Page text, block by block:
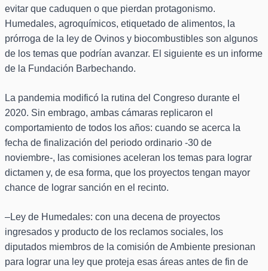
evitar que caduquen o que pierdan protagonismo.
Humedales, agroquímicos, etiquetado de alimentos, la
prórroga de la ley de Ovinos y biocombustibles son algunos
de los temas que podrían avanzar. El siguiente es un informe
de la Fundación Barbechando.
La pandemia modificó la rutina del Congreso durante el
2020. Sin embrago, ambas cámaras replicaron el
comportamiento de todos los años: cuando se acerca la
fecha de finalización del periodo ordinario -30 de
noviembre-, las comisiones aceleran los temas para lograr
dictamen y, de esa forma, que los proyectos tengan mayor
chance de lograr sanción en el recinto.
–Ley de Humedales: con una decena de proyectos
ingresados y producto de los reclamos sociales, los
diputados miembros de la comisión de Ambiente presionan
para lograr una ley que proteja esas áreas antes de fin de